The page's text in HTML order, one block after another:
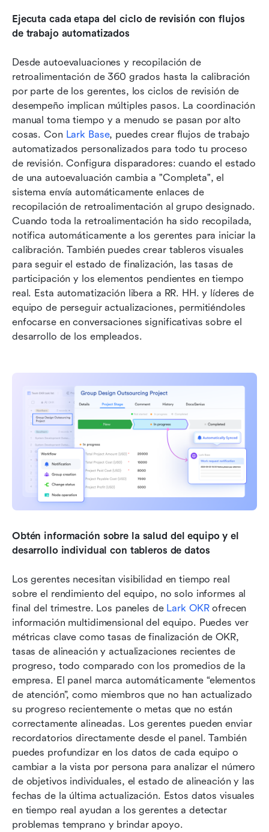
Ejecuta cada etapa del ciclo de revisión con flujos
de trabajo automatizados
Desde autoevaluaciones y recopilación de
retroalimentación de 360 grados hasta la calibración
por parte de los gerentes, los ciclos de revisión de
desempeño implican múltiples pasos. La coordinación
manual toma tiempo y a menudo se pasan por alto
cosas. Con Lark Base, puedes crear flujos de trabajo
automatizados personalizados para todo tu proceso
de revisión. Configura disparadores: cuando el estado
de una autoevaluación cambia a "Completa", el
sistema envía automáticamente enlaces de
recopilación de retroalimentación al grupo designado.
Cuando toda la retroalimentación ha sido recopilada,
notifica automáticamente a los gerentes para iniciar la
calibración. También puedes crear tableros visuales
para seguir el estado de finalización, las tasas de
participación y los elementos pendientes en tiempo
real. Esta automatización libera a RR. HH. y líderes de
equipo de perseguir actualizaciones, permitiéndoles
enfocarse en conversaciones significativas sobre el
desarrollo de los empleados.
Obtén información sobre la salud del equipo y el
desarrollo individual con tableros de datos
Los gerentes necesitan visibilidad en tiempo real
sobre el rendimiento del equipo, no solo informes al
final del trimestre. Los paneles de Lark OKR ofrecen
información multidimensional del equipo. Puedes ver
métricas clave como tasas de finalización de OKR,
tasas de alineación y actualizaciones recientes de
progreso, todo comparado con los promedios de la
empresa. El panel marca automáticamente “elementos
de atención”, como miembros que no han actualizado
su progreso recientemente o metas que no están
correctamente alineadas. Los gerentes pueden enviar
recordatorios directamente desde el panel. También
puedes profundizar en los datos de cada equipo o
cambiar a la vista por persona para analizar el número
de objetivos individuales, el estado de alineación y las
fechas de la última actualización. Estos datos visuales
en tiempo real ayudan a los gerentes a detectar
problemas temprano y brindar apoyo.